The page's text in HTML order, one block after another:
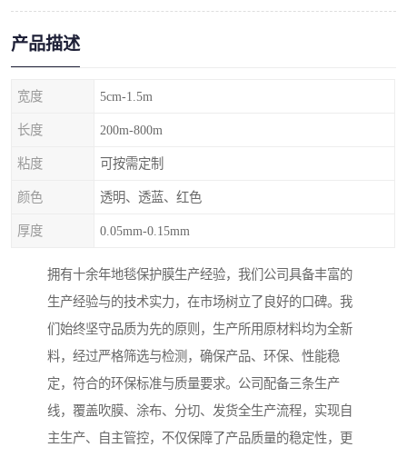
产品描述
宽度 5cm-1.5m
长度 200m-800m
粘度 可按需定制
颜色 透明、透蓝、红色
厚度 0.05mm-0.15mm
拥有十余年地毯保护膜生产经验，我们公司具备丰富的
生产经验与的技术实力，在市场树立了良好的口碑。我
们始终坚守品质为先的原则，生产所用原材料均为全新
料，经过严格筛选与检测，确保产品、环保、性能稳
定，符合的环保标准与质量要求。公司配备三条生产
线，覆盖吹膜、涂布、分切、发货全生产流程，实现自
主生产、自主管控，不仅保障了产品质量的稳定性，更